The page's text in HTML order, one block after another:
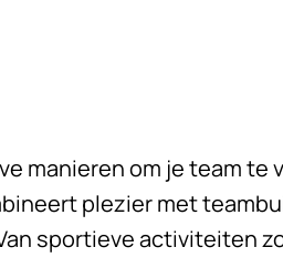
manieren om je team te
plezier met
sportieve activiteiten